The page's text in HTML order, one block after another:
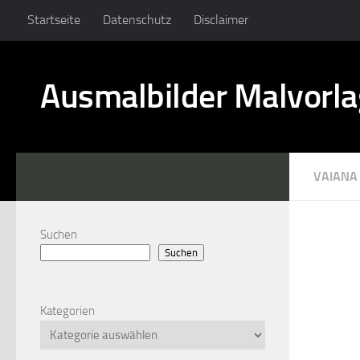
Startseite Datenschutz Disclaimer
Ausmalbilder
VAIANA
Suchen
Suchen
Kategorien